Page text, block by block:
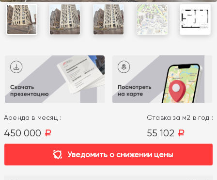
Аренда в месяц :
450 000 a
Ставка за м2 в год :
55 102 a
Уведомить о снижении цены